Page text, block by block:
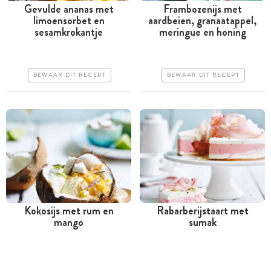
Meer dan 1 uur
Erg makkelijk
Gevulde ananas met
limoensorbet en
sesamkrokantje
BEWAAR DIT RECEPT
Meer dan 1 uur
Erg makkelijk
Frambozenijs met
aardbeien, granaatappel,
meringue en honing
BEWAAR DIT RECEPT
Tussen 30 minuten en 1
Kokosijs met rum en
mango Meer dan 1 uur
Rabarberijstaart met
sumak